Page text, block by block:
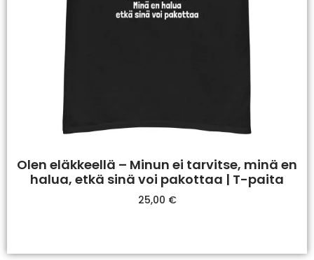
Olen eläkkeellä – Minun ei tarvitse, minä en
halua, etkä sinä voi pakottaa | T-paita
25,00 €